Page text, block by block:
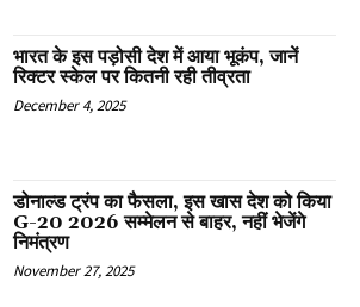
भारत के इस पड़ोसी देश में आया भूकंप, जानें
रिक्टर स्केल पर कितनी रही तीव्रता
December 4, 2025
डोनाल्ड ट्रंप का फैसला, इस खास देश को किया
G-20 2026 सम्मेलन से बाहर, नहीं भेजेंगे
निमंत्रण
November 27, 2025